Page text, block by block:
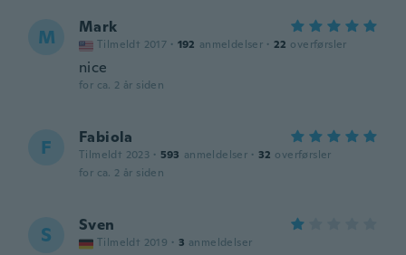
M Mark
Tilmeldt 2017 · 192 anmeldelser · 22 overførsler
nice
for ca. 2 år siden
F Fabiola
Tilmeldt 2023 · 593 anmeldelser · 32 overførsler
for ca. 2 år siden
S Sven
Tilmeldt 2019 · 3 anmeldelser